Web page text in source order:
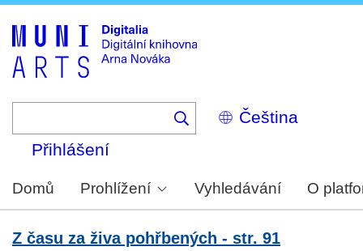
Select
your
Přihlášení
Domů Prohlížení Vyhledávání O
Z času za živa pohřbených - str. 91